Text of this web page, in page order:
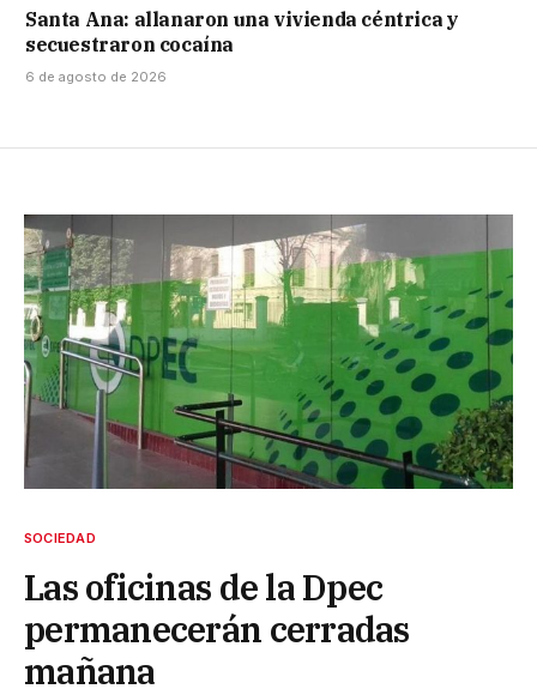
Santa Ana: allanaron una vivienda céntrica y
secuestraron cocaína
6 de agosto de 2026
SOCIEDAD
Las oficinas de la Dpec
permanecerán cerradas
mañana